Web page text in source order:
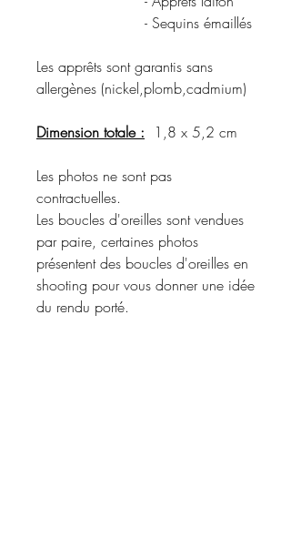
- Sequins émaillés
Les apprêts sont garantis sans
allergènes (nickel,plomb,cadmium)
Dimension totale : 1,8 x 5,2 cm
Les photos ne sont pas
contractuelles.
Les boucles d'oreilles sont vendues
par paire, certaines photos
présentent des boucles d'oreilles en
shooting pour vous donner une idée
du rendu porté.